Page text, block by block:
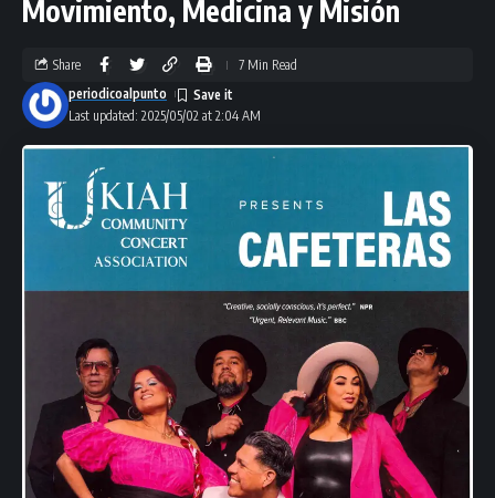
Movimiento, Medicina y Misión
Last updated: 2025/05/02 at 2:04 AM
periodicoalpunto
Share 7 Min Read